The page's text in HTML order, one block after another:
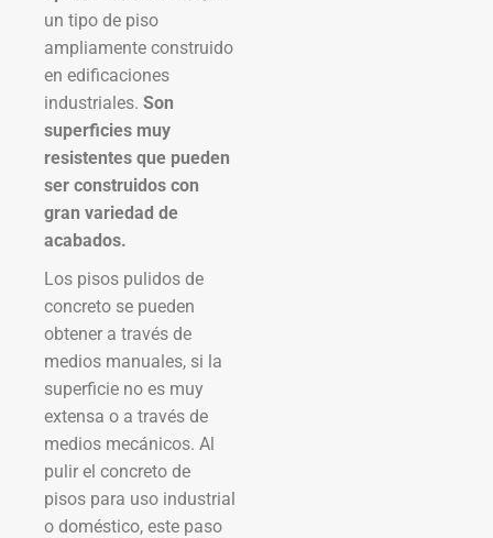
un tipo de piso
ampliamente construido
en edificaciones
industriales. Son
superficies muy
resistentes que pueden
ser construidos con
gran variedad de
acabados.
Los pisos pulidos de
concreto se pueden
obtener a través de
medios manuales, si la
superficie no es muy
extensa o a través de
medios mecánicos. Al
pulir el concreto de
pisos para uso industrial
o doméstico, este paso